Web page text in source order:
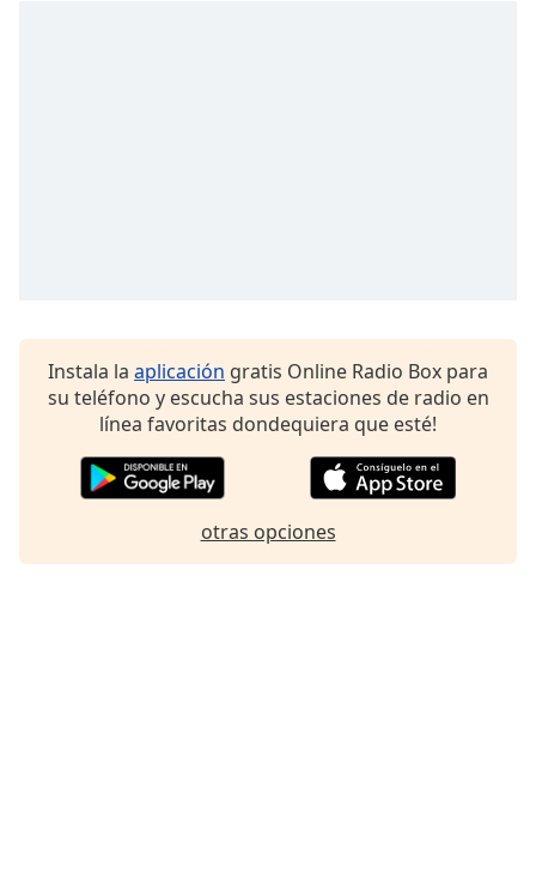
Instala la aplicación gratis Online Radio Box para
su teléfono y escucha sus estaciones de radio en
línea favoritas dondequiera que esté!
otras opciones